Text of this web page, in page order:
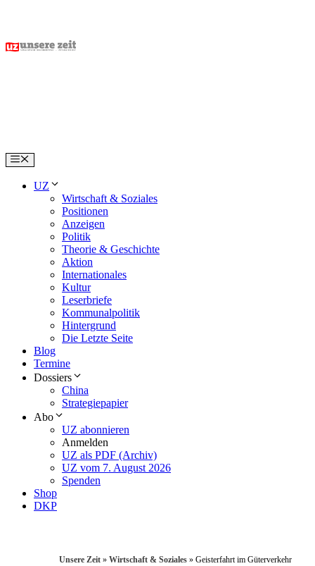
content
Menu
UZ
Wirtschaft & Soziales
Positionen
Anzeigen
Politik
Theorie & Geschichte
Aktion
Internationales
Kultur
Leserbriefe
Kommunalpolitik
Hintergrund
Die Letzte Seite
Blog
Termine
Dossiers
China
Strategiepapier
Abo
UZ abonnieren
Anmelden
UZ als PDF (Archiv)
UZ vom 7. August 2026
Spenden
Shop
DKP
Unsere Zeit » Wirtschaft & Soziales » Geisterfahrt im Güterverkehr